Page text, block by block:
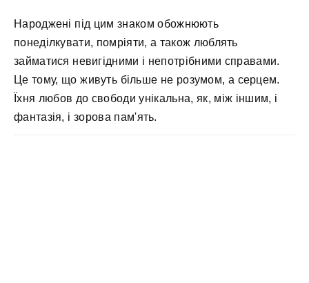
Народжені під цим знаком обожнюють
понеділкувати, помріяти, а також люблять
займатися невигідними і непотрібними справами.
Це тому, що живуть більше не розумом, а серцем.
Їхня любов до свободи унікальна, як, між іншим, і
фантазія, і зорова пам'ять.